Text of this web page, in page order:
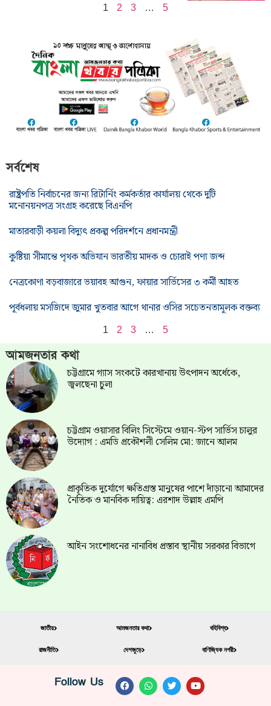
1 2 3 … 5
সর্বশেষ
রাষ্ট্রপতি নির্বাচনের জন্য রিটার্নিং কর্মকর্তার কার্যালয় থেকে দুটি
মনোনয়নপত্র সংগ্রহ করেছে বিএনপি
মাতারবাড়ী কয়লা বিদ্যুৎ প্রকল্প পরিদর্শনে প্রধানমন্ত্রী
কুষ্টিয়া সীমান্তে পৃথক অভিযান ভারতীয় মাদক ও চোরাই পণ্য জব্দ
নেত্রকোণা বড়বাজারে ভয়াবহ আগুন, ফায়ার সার্ভিসের ৩ কর্মী আহত
পূর্বধলায় মসজিদে জুমার খুতবার আগে থানার ওসির সচেতনতামূলক বক্তব্য
1 2 3 … 5
আমজনতার কথা
চট্টগ্রামে গ্যাস সংকটে কারখানায় উৎপাদন অর্ধেকে,
জ্বলছেনা চুলা
চট্টগ্রাম ওয়াসার বিলিং সিস্টেমে ওয়ান-স্টপ সার্ভিস চালুর
উদ্যোগ : এমডি প্রকৌশলী সেলিম মো: জানে আলম
প্রাকৃতিক দুর্যোগে ক্ষতিগ্রস্ত মানুষের পাশে দাঁড়ানো আমাদের
নৈতিক ও মানবিক দায়িত্ব: এরশাদ উল্লাহ এমপি
আইন সংশোধনের নানাবিধ প্রস্তাব স্থানীয় সরকার বিভাগে
জাতীয়
রাজনীতি
আমজনতার কথা
দেশজুড়ে
বহিবিশ্ব
বাণিজ্যিক নগরী
Follow Us